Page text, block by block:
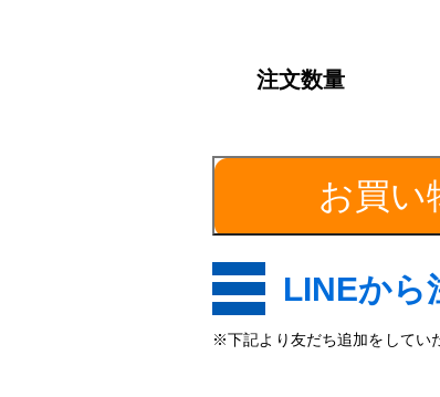
お買い
LINEから
※下記より友だち追加をしてい